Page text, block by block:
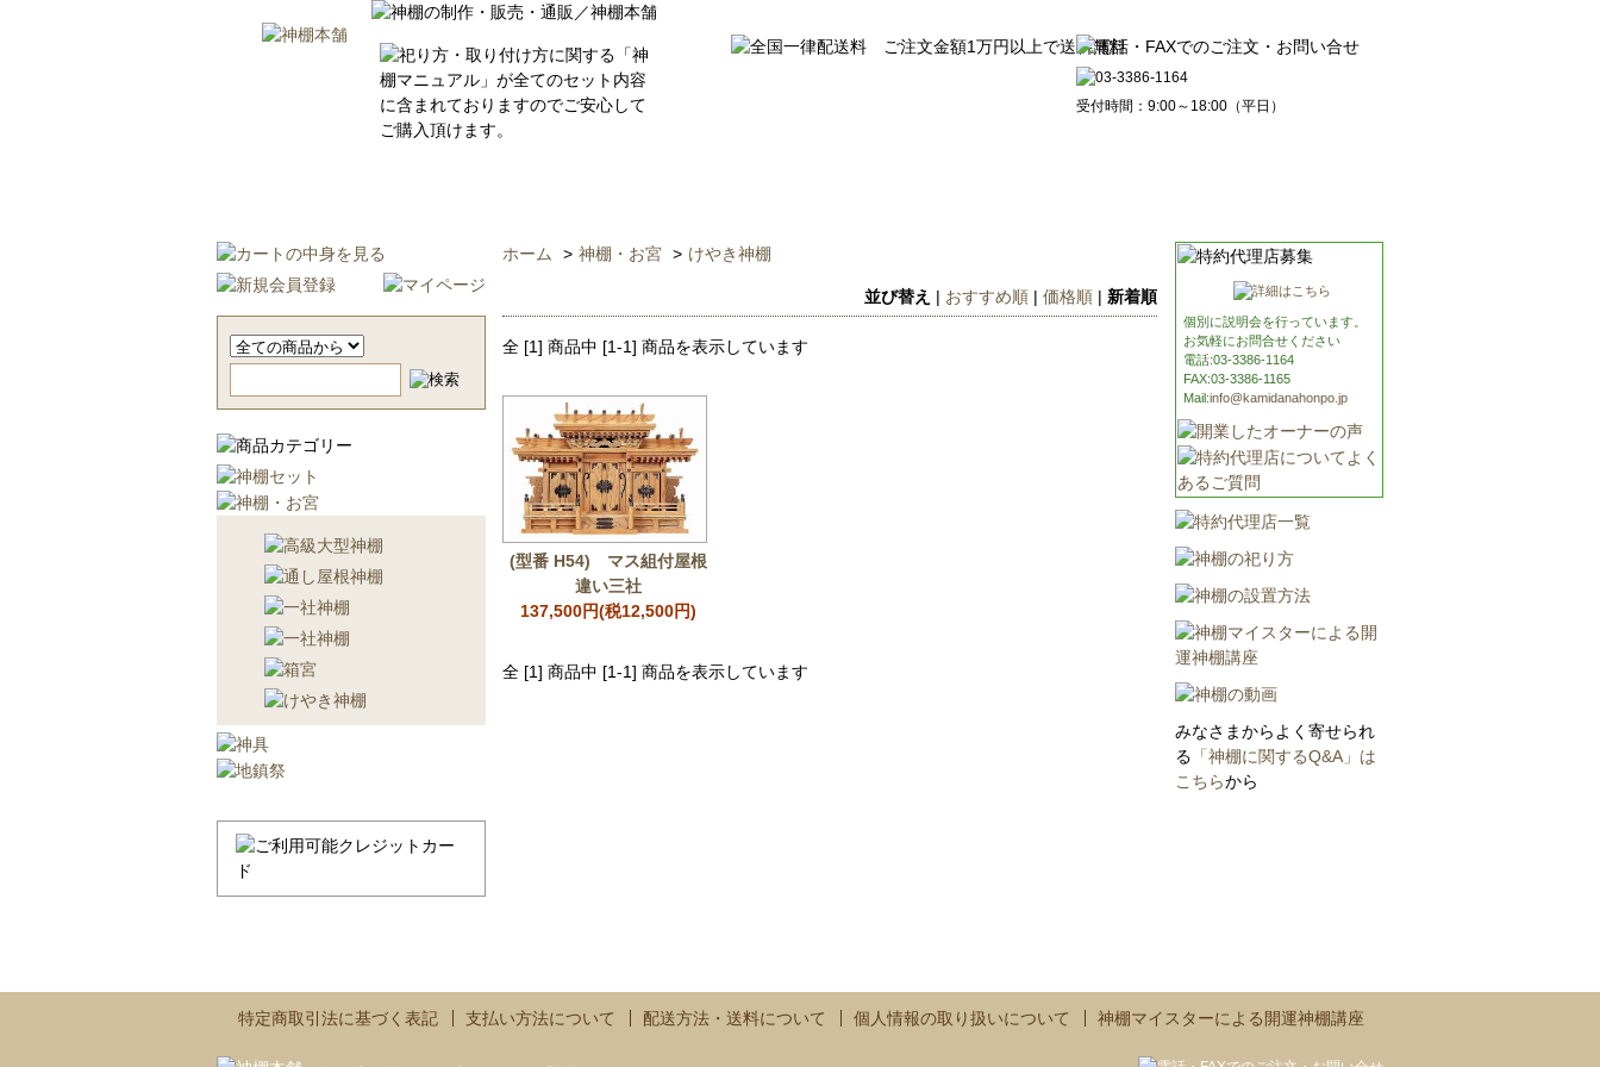
受付時間：9:00～18:00（平日）
トップ お問い合せ
ホーム > 神棚・お宮 > けやき神棚
並び替え | おすすめ順 | 価格順 | 新着順
全 [1] 商品中 [1-1] 商品を表示しています
(型番 H54) マス組付屋根
違い三社
137,500円(税12,500円)
全 [1] 商品中 [1-1] 商品を表示しています
個別に説明会を行っています。
お気軽にお問合せください
電話:03-3386-1164
FAX:03-3386-1165
Mail:info@kamidanahonpo.jp
みなさまからよく寄せられ
る 「神棚に関するQ&A」は
こちらから
特定商取引法に基づく表記 支払い方法について 配送方法・送料について 個人情報の取り扱いについて 神棚マイスターによる開運神棚講座